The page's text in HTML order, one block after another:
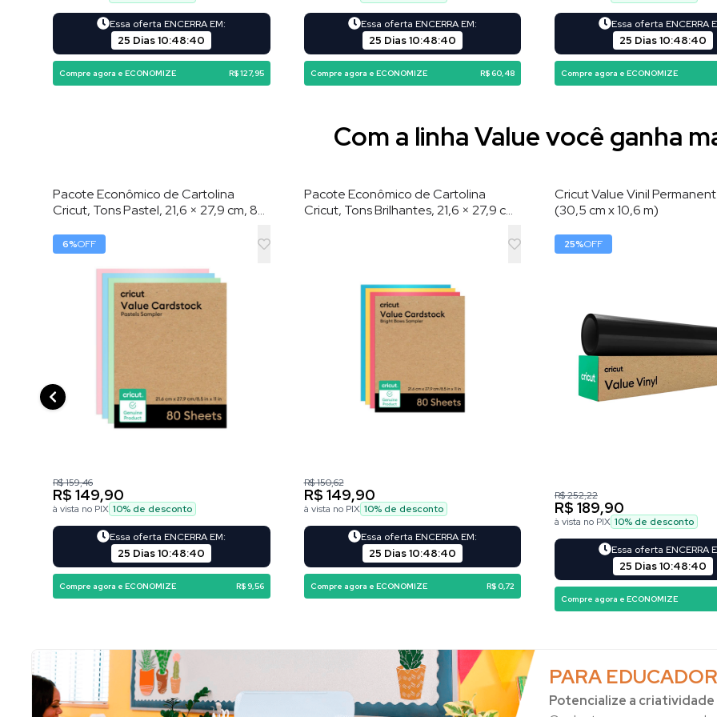
Essa oferta ENCERRA EM:
25 Dias 10:48:39
Compre agora e ECONOMIZE R$ 127,95
Essa oferta ENCERRA EM:
25 Dias 10:48:39
Compre agora e ECONOMIZE R$ 60,48
Essa oferta ENCERRA
25 Dias 10:48:39
Compre agora e ECONOMIZE
Com a linha Value você ganha
Pacote Econômico de Cartolina
Cricut, Tons Pastel, 21,6 × 27,9 cm, 80
6%OFF
R$ 159,46
R$ 149,90
à vista no PIX 10% de desconto
Essa oferta ENCERRA EM:
25 Dias 10:48:39
Compre agora e ECONOMIZE R$ 9,56
Pacote Econômico de Cartolina
Cricut, Tons Brilhantes, 21,6 × 27,9 cm,
R$ 150,62
R$ 149,90
à vista no PIX 10% de desconto
Essa oferta ENCERRA EM:
25 Dias 10:48:39
Compre agora e ECONOMIZE R$ 0,72
Cricut Value Vinil
(30,5 cm x 10,6 m)
25%OFF
R$ 252,22
R$ 189,90
à vista no PIX 10% de desconto
Essa oferta ENCERRA
25 Dias 10:48:39
Compre agora e ECONOMIZE
PARA
Potencialize a criatividade